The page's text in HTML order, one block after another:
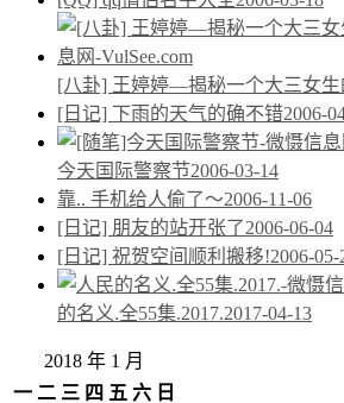
[八卦] 王婷婷—揭秘一个大三女生
[日记] 下雨的天气的确不错2006-
今天国际警察节2006-03-14
靠.. 手机给人偷了～2006-11-06
[日记] 朋友的站开张了2006-06-04
[日记] 祝贺空间顺利搬移!2006-05-
的名义.全55集.2017.2017-04-13
2018 年 1 月
一 二 三 四 五 六 日